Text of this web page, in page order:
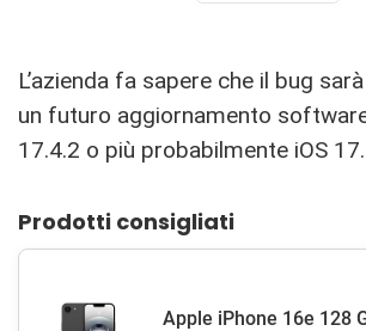
L’azienda fa sapere che il bug
un futuro aggiornamento
17.4.2 o più probabilmente iOS
Prodotti consigliati
Apple iPhone 16e 128